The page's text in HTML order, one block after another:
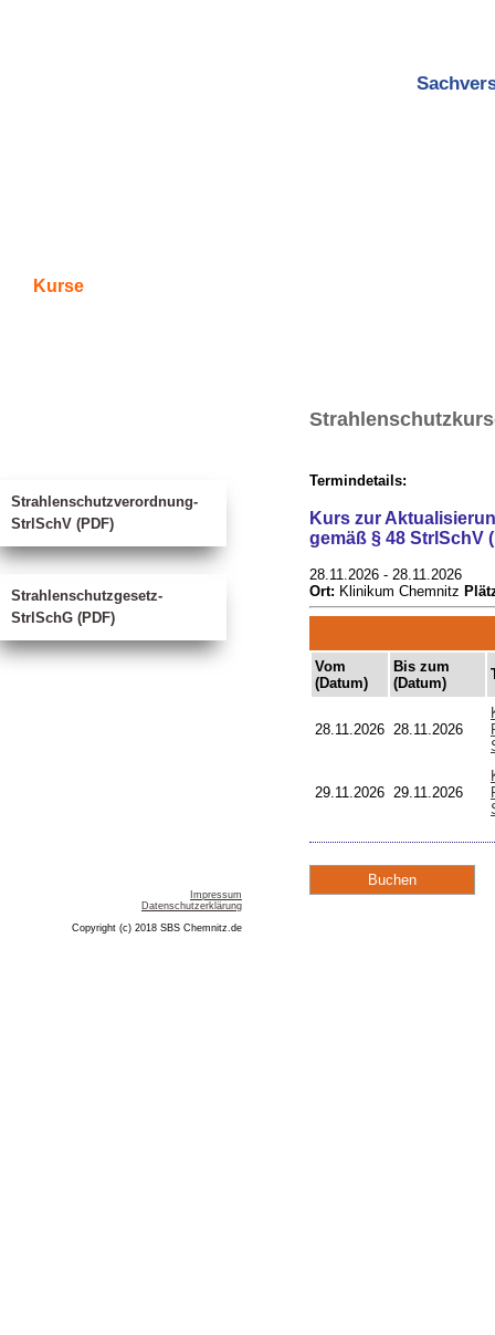
Kurse
Strahlenschutzverordnung-
StrlSchV (PDF)
Strahlenschutzgesetz-
StrlSchG (PDF)
Termindetails:
Kurs zur
gemäß § 48 StrlSchV
28.11.2026 - 28.11.2026
Ort: Klinikum Chemnitz
Vom
(Datum)
Bis zum
(Datum)
28.11.2026 28.11.2026
29.11.2026 29.11.2026
Impressum
Datenschutzerklärung
Copyright (c) 2018 SBS Chemnitz.de